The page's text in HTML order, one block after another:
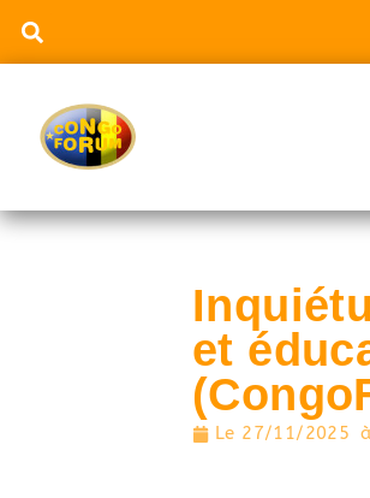
et
Le 27/11/2025 à